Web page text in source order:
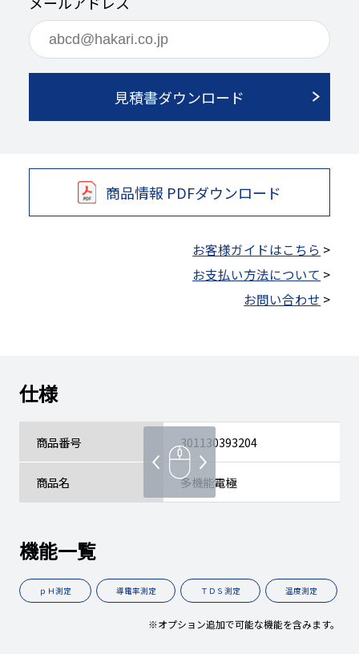
見積書ダウンロード
商品情報 PDFダウンロード
お客様ガイドはこちら >
お支払い方法について >
お問い合わせ >
仕様
商品番号 301130393204
商品名 多機能電極
機能一覧
ｐＨ測定 導電率測定 ＴＤＳ測定 温度測定
※オプション追加で可能な機能を含みます。